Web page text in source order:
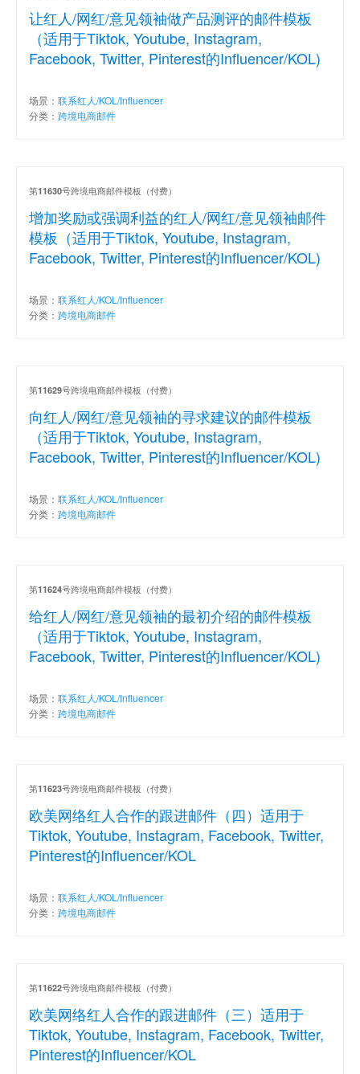
让红人/网红/意见领袖做产品测评的邮件模板
（适用于Tiktok, Youtube, Instagram,
Facebook, Twitter, Pinterest的Influencer/KOL)
场景： 联系红人/KOL/Influencer
分类： 跨境电商邮件
增加奖励或强调利益的红人/网红/意见领袖邮件
模板（适用于Tiktok, Youtube, Instagram,
Facebook, Twitter, Pinterest的Influencer/KOL)
第11630号跨境电商邮件模板（付费）
场景： 联系红人/KOL/Influencer
分类： 跨境电商邮件
向红人/网红/意见领袖的寻求建议的邮件模板
（适用于Tiktok, Youtube, Instagram,
Facebook, Twitter, Pinterest的Influencer/KOL)
第11629号跨境电商邮件模板（付费）
场景： 联系红人/KOL/Influencer
分类： 跨境电商邮件
给红人/网红/意见领袖的最初介绍的邮件模板
（适用于Tiktok, Youtube, Instagram,
Facebook, Twitter, Pinterest的Influencer/KOL)
第11624号跨境电商邮件模板（付费）
场景： 联系红人/KOL/Influencer
分类： 跨境电商邮件
欧美网络红人合作的跟进邮件（四）适用于
Tiktok, Youtube, Instagram, Facebook, Twitter,
Pinterest的Influencer/KOL
第11623号跨境电商邮件模板（付费）
场景： 联系红人/KOL/Influencer
分类： 跨境电商邮件
欧美网络红人合作的跟进邮件（三）适用于
Tiktok, Youtube, Instagram, Facebook, Twitter,
Pinterest的Influencer/KOL
第11622号跨境电商邮件模板（付费）